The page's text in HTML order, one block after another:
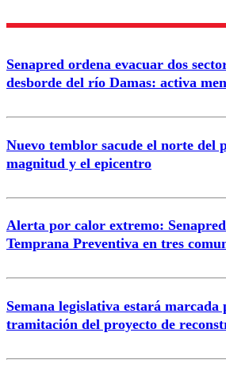
Senapred ordena evacuar dos
desborde del río Damas: activa
Nuevo temblor sacude el norte del
magnitud y el epicentro
Alerta por calor extremo:
Temprana Preventiva en tres
Semana legislativa estará
tramitación del proyecto de